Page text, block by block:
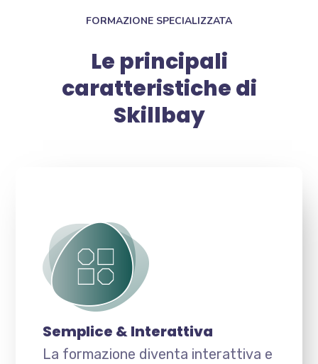
FORMAZIONE SPECIALIZZATA
Le principali
caratteristiche di
Skillbay
Semplice & Interattiva
La formazione diventa interattiva e